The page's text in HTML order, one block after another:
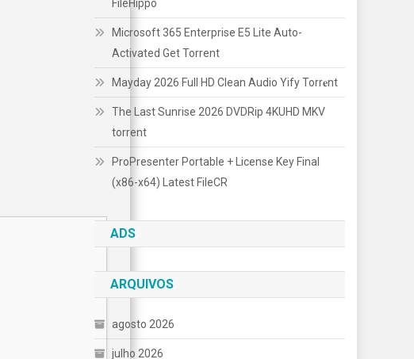
FileHippo
Microsoft 365 Enterprise E5 Lite Auto-
Activated Gеt Torrent
Mayday 2026 Full HD Clean Audio Yify Torr𝐞nt
The Last Sunrise 2026 DVDRip 4KUHD MKV
torrent
ProPresenter Portable + License Key Final
(x86-x64) Latest FileCR
ADS
ARQUIVOS
agosto 2026
julho 2026